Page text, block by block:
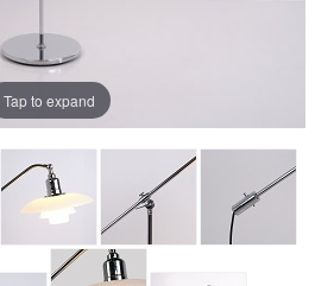
Tap to expand